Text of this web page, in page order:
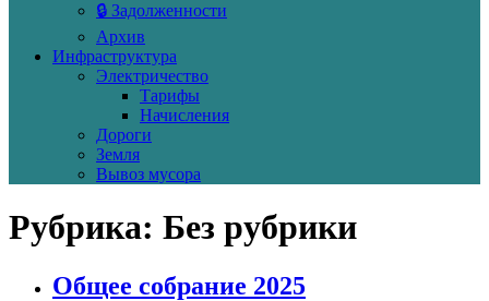
🔒 Задолженности
Архив
Инфраструктура
Электричество
Тарифы
Начисления
Дороги
Земля
Вывоз мусора
Рубрика: Без рубрики
Общее собрание 2025